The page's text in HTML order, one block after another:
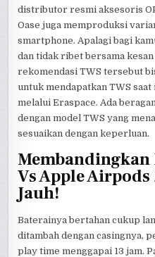
distributor resmi aksesoris
Oase juga memproduksi
smartphone. Apalagi bagi
dan tidak ribet bersama
rekomendasi TWS tersebut
untuk mendapatkan TWS
melalui Eraspace. Ada
dengan model TWS yang
sesuaikan dengan keperluan.
Membandingkan
Vs Apple
Jauh!
Baterainya bertahan cukup
ditambah dengan casingnya,
play time menggapai 13 jam.